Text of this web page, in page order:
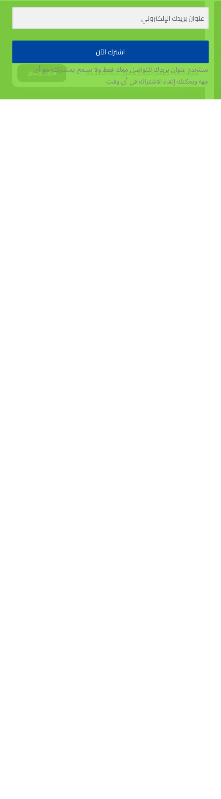
يستخدم هذا الموقع الكوكيز لتحسين تجربة المستخدم. قبول وإغلاق
اشترك الآن
نستخدم عنوان بريدك للتواصل معك فقط ولا نسمح بمشاركته مع أي
جهةويمكنك إلغاء الاشتراك في أي وقت